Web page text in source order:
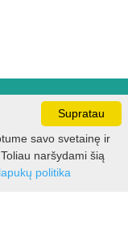
Supratau
savo svetainę ir
naršydami šią
politika